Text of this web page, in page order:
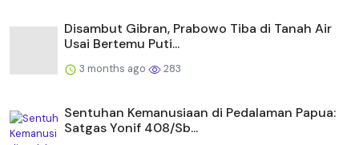
Disambut Gibran, Prabowo Tiba di Tanah Air
Usai Bertemu Puti...
3 months ago 283
Sentuhan Kemanusiaan di Pedalaman Papua:
Satgas Yonif 408/Sb...